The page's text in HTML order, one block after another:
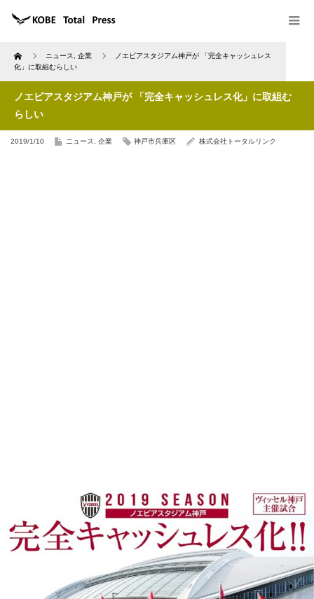
Home ニュース 企業
ノエビアスタジアム神戸が 「完全キャッシュレス
化」に取組むらしい
ノエビアスタジアム神戸が 「完全キャッシュレス化」に取組む
らしい
2019/1/10 ニュース 企業 神戸市兵庫区 株式会社トータルリンク